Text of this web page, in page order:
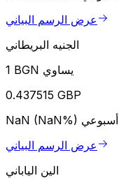
عرض الرسم البياني
الجنيه البريطاني
1 BGN يساوي
0.437515 GBP
NaN (NaN%) أسبوعي
عرض الرسم البياني
الين الياباني